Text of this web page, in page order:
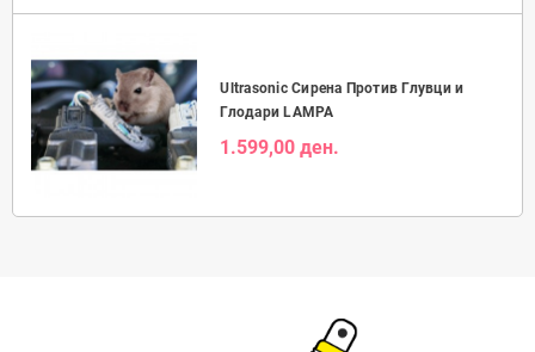
Ultrasonic Сирена Против Глувци и
Глодари LAMPA
1.599,00 ден.